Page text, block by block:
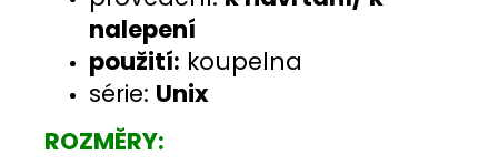
nalepení
použití: koupelna
série: Unix
ROZMĚRY: